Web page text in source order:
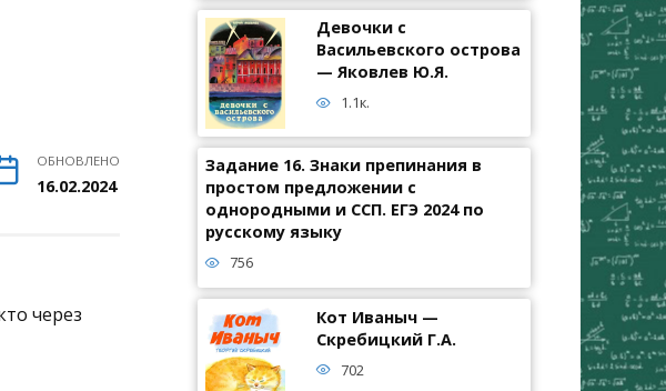
ОБНОВЛЕНО
16.02.2024
через
Девочки с
Васильевского острова
— Яковлев Ю.Я.
1.1к.
Задание 16. Знаки препинания в
простом предложении с
однородными и ССП. ЕГЭ 2024 по
русскому языку
756
Кот Иваныч —
Скребицкий Г.А.
702